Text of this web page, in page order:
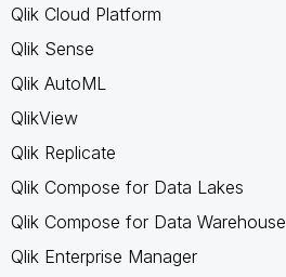
Qlik Cloud Platform
Qlik Sense
Qlik AutoML
QlikView
Qlik Replicate
Qlik Compose for Data Lakes
Qlik Compose for Data Warehouse
Qlik Enterprise Manager